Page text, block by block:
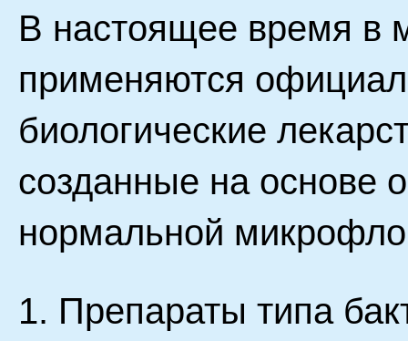
В настоящее время в
применяются
биологические
созданные на основе
нормальной
1. Препараты типа